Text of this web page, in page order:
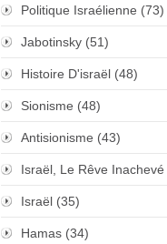
Politique Israélienne (73)
Jabotinsky (51)
Histoire D'israël (48)
Sionisme (48)
Antisionisme (43)
Israël, Le Rêve Inachevé
Israël (35)
Hamas (34)